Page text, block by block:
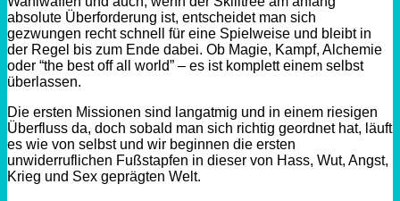
absolute Überforderung ist, entscheidet man sich
gezwungen recht schnell für eine Spielweise und bleibt in
der Regel bis zum Ende dabei. Ob Magie, Kampf, Alchemie
oder “the best offall world” – es ist komplett einem selbst
überlassen.
Die ersten Missionen sind langatmig und in einem riesigen
Überfluss da, doch sobald man sich richtig geordnet hat, läuft
es wie von selbst und wir beginnen die ersten
unwiderruflichen Fußstapfen in dieser von Hass, Wut, Angst,
Krieg und Sex geprägten Welt.